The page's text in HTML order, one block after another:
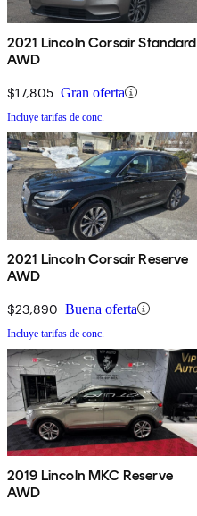
2021 Lincoln Corsair Standard
AWD
$17,805 Gran oferta
Incluye tarifas de conc.
2021 Lincoln Corsair Reserve
AWD
$23,890 Buena oferta
Incluye tarifas de conc.
2019 Lincoln MKC Reserve
AWD